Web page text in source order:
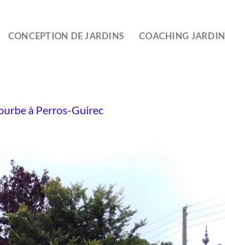
CONCEPTION DE JARDINS COACHING JARDIN
à Perros-Guirec